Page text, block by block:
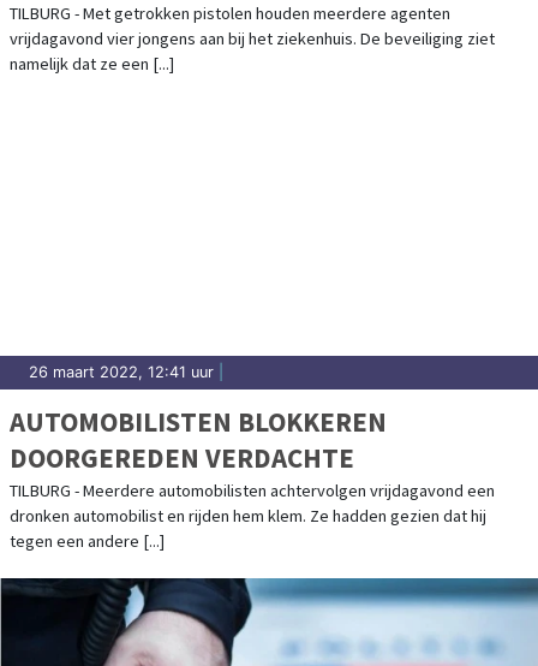
TILBURG - Met getrokken pistolen houden meerdere agenten
vrijdagavond vier jongens aan bij het ziekenhuis. De beveiliging ziet
namelijk dat ze een [...]
26 maart 2022, 12:41 uur
AUTOMOBILISTEN BLOKKEREN
DOORGEREDEN VERDACHTE
TILBURG - Meerdere automobilisten achtervolgen vrijdagavond een
dronken automobilist en rijden hem klem. Ze hadden gezien dat hij
tegen een andere [...]